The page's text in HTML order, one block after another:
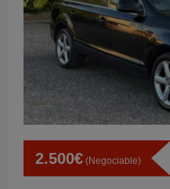
2.500€ (Negociable)